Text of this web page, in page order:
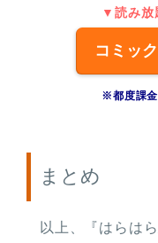
▼読み放
コミッ
※都度課金
まとめ
以上、『はらは